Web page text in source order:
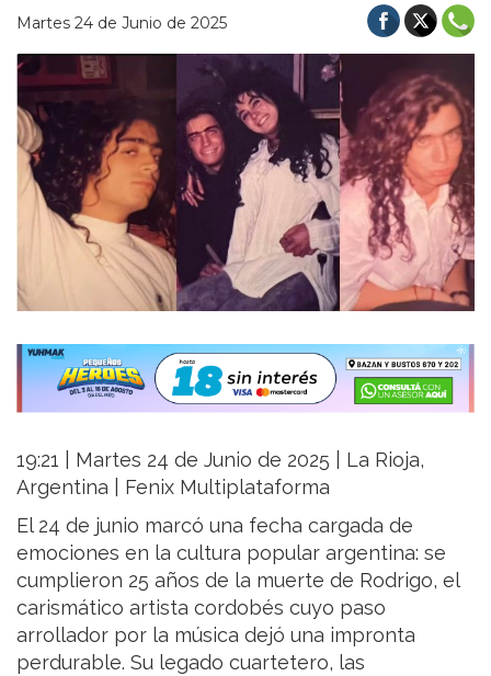
Martes 24 de Junio de 2025
19:21 | Martes 24 de Junio de 2025 | La Rioja,
Argentina | Fenix Multiplataforma
El 24 de junio marcó una fecha cargada de
emociones en la cultura popular argentina: se
cumplieron 25 años de la muerte de Rodrigo, el
carismático artista cordobés cuyo paso
arrollador por la música dejó una impronta
perdurable. Su legado cuartetero, las